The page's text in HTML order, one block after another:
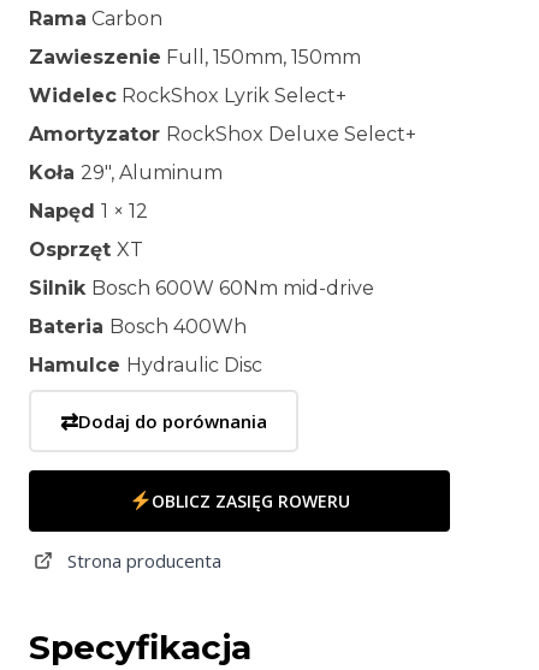
Rama Carbon
Zawieszenie Full, 150mm, 150mm
Widelec RockShox Lyrik Select+
Amortyzator RockShox Deluxe Select+
Koła 29″, Aluminum
Napęd 1 × 12
Osprzęt XT
Silnik Bosch 600W 60Nm mid-drive
Bateria Bosch 400Wh
Hamulce Hydraulic Disc
⇄Dodaj do porównania
OBLICZ ZASIĘG ROWERU
Strona producenta
Specyfikacja